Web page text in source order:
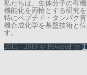
私たちは、生体分子の有
機能化を両輪とする研究を
特にペプチド・タンパク
機合成化学を基盤技術と
す。
2015 - 2019 © Powered by